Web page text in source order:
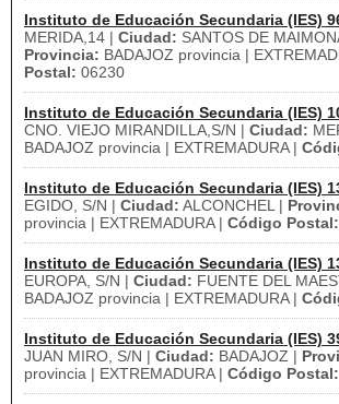
Instituto de Educación Secundaria (IES)
MERIDA,14 | Ciudad: SANTOS DE
Provincia: BADAJOZ provincia |
Postal: 06230
Instituto de Educación Secundaria (IES)
CNO. VIEJO MIRANDILLA,S/N | Ciudad:
BADAJOZ provincia | EXTREMADURA |
Instituto de Educación Secundaria (IES)
EGIDO, S/N | Ciudad: ALCONCHEL |
provincia | EXTREMADURA | Código Postal:
Instituto de Educación Secundaria (IES)
EUROPA, S/N | Ciudad: FUENTE DEL
BADAJOZ provincia | EXTREMADURA |
Instituto de Educación Secundaria (IES)
JUAN MIRO, S/N | Ciudad: BADAJOZ |
provincia | EXTREMADURA | Código Postal: